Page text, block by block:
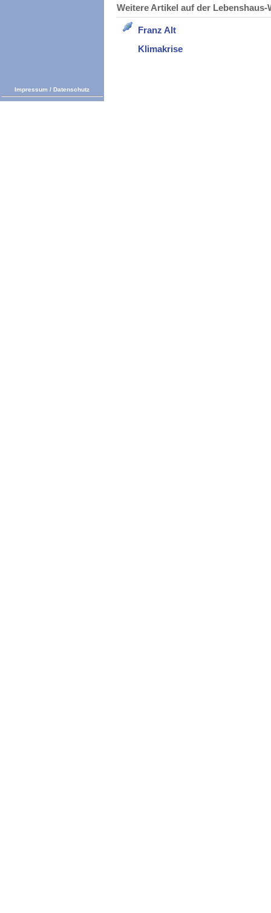
Weitere Artikel auf der
Franz Alt
Klimakrise
Impressum / Datenschutz